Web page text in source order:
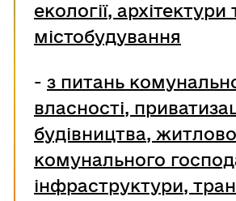
екології, архітектури
містобудування
- з питань
власності,
будівництва,
комунального
інфраструктури,